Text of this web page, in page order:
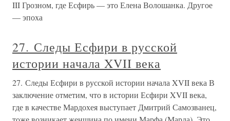
III Грозном, где Есфирь — это Елена Волошанка. Другое
— эпоха
27. Следы Есфири в русской
истории начала XVII века
27. Следы Есфири в русской истории начала XVII века В
заключение отметим, что в истории Есфири XVII века,
где в качестве Мардохея выступает Дмитрий Самозванец,